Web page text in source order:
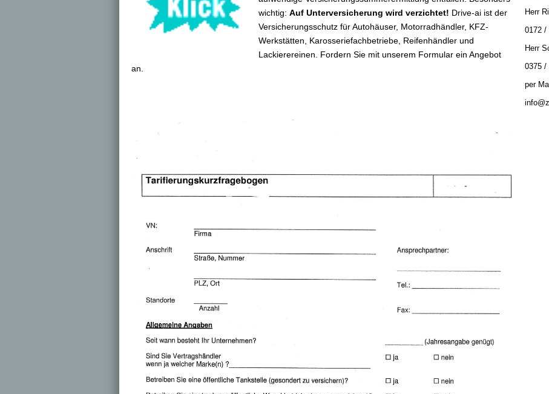
Herr
0172 /
Herr
0375 /
per
wichtig: Auf Unterversicherung wird verzichtet! Drive-ai ist der
Versicherungsschutz für Autohäuser, Motorradhändler, KFZ-
Werkstätten, Karosseriefachbetriebe, Reifenhändler und
Lackierereinen. Fordern Sie mit unserem Formular ein Angebot
an.